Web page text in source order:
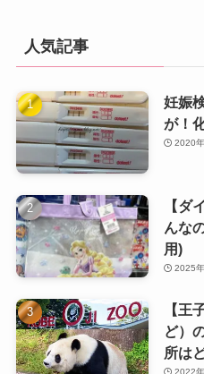
人気記事
妊娠
が！
2020
【ダ
んな
用)
2025
【王
ど）
所は
2022